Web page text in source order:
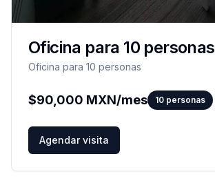
Oficina para 10 personas
Oficina para 10 personas
$90,000 MXN/mes 10 personas
Agendar visita